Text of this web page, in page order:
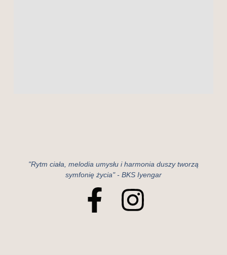
"Rytm ciała, melodia umysłu i harmonia duszy tworzą
symfonię życia" - BKS Iyengar